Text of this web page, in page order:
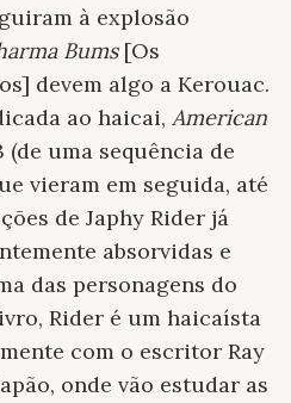
à explosão
Bums[Os
devem algo a Kerouac.
ao haicai, American
(de uma sequência de
vieram em seguida, até
de Japhy Rider já
absorvidas e
das personagens do
Rider é um haicaísta
com o escritor Ray
onde vão estudar as